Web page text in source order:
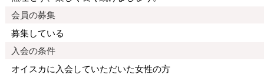
会員の募集
募集している
入会の条件
オイスカに入会していただいた女性の方